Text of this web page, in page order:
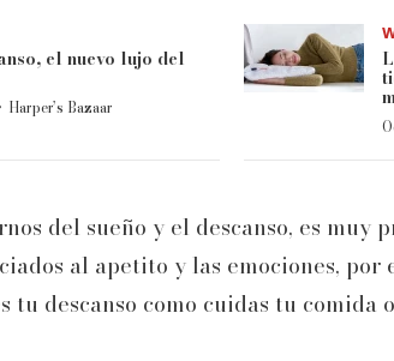
el nuevo lujo del
· Harper’s Bazaar
del sueño y el descanso, es muy
al apetito y las emociones, por
tu descanso como cuidas tu comida